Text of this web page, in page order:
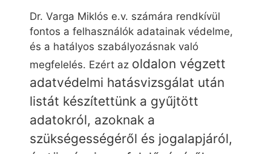
Dr. Varga Miklós e.v. számára rendkívül
fontos a felhasználók adatainak védelme,
és a hatályos szabályozásnak való
megfelelés. Ezért az oldalon végzett
adatvédelmi hatásvizsgálat után
listát készítettünk a gyűjtött
adatokról, azoknak a
szükségességéről és jogalapjáról,